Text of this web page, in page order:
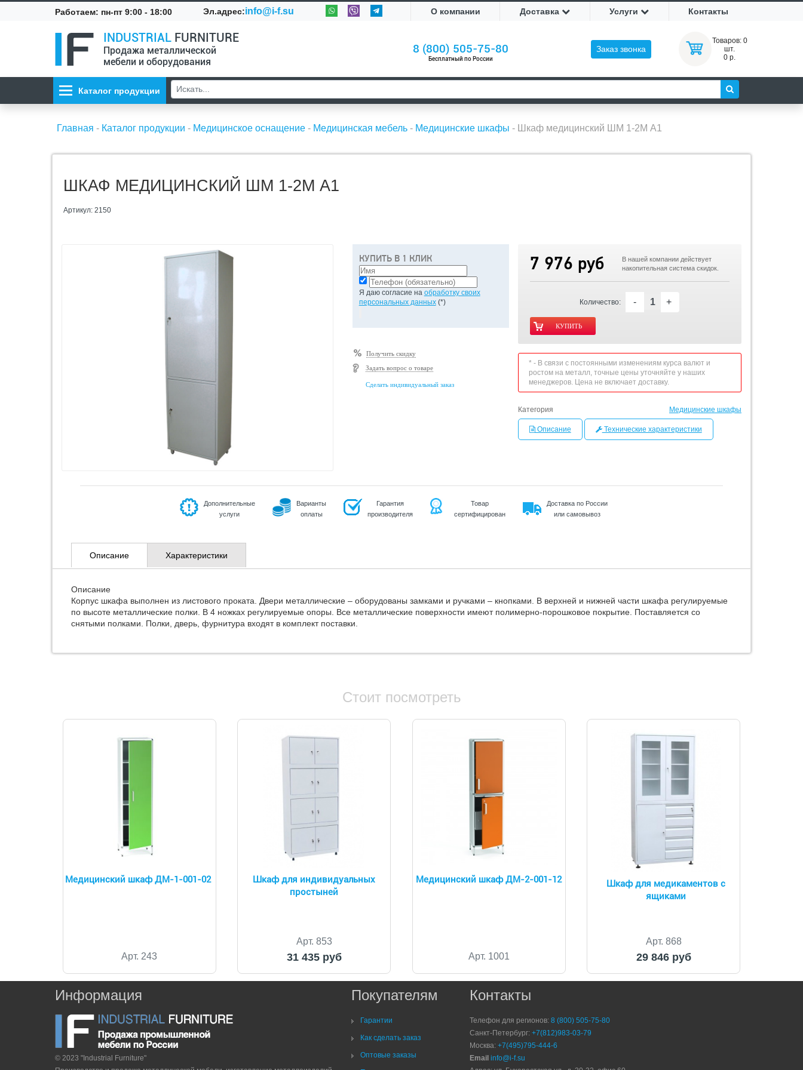
Работаем: пн-пт 9:00 - 18:00 Эл.адрес:info@i-f.su О компании Доставка Услуги Контакты
INDUSTRIAL FURNITURE
Продажа металлической
мебели и оборудования
8 (800) 505-75-80
Бесплатный по России
Заказ звонка
Товаров: 0
шт.
0 р.
Каталог продукции
Главная - Каталог продукции - Медицинское оснащение - Медицинская мебель - Медицинские шкафы - Шкаф медицинский ШМ 1-2М А1
ШКАФ МЕДИЦИНСКИЙ ШМ 1-2М А1
Артикул: 2150
КУПИТЬ В 1 КЛИК
Я даю согласие на обработку своих
персональных данных(*)
Получить скидку
Задать вопрос о товаре
Сделать индивидуальный заказ
7 976 руб
В нашей компании действует
накопительная система скидок.
Количество: - +
* - В связи с постоянными изменениям курса валют и
ростом на металл, точные цены уточняйте у наших
менеджеров. Цена не включает доставку.
Категория Медицинские шкафы
Описание Технические характеристики
Дополнительные
услуги
Варианты
оплаты
Гарантия
производителя
Товар
сертифицирован
Доставка по России
или самовывоз
Описание Характеристики
Описание
Корпус шкафа выполнен из листового проката. Двери металлические – оборудованы замками и ручками – кнопками. В верхней и нижней части шкафа регулируемые
по высоте металлические полки. В 4 ножках регулируемые опоры. Все металлические поверхности имеют полимерно-порошковое покрытие. Поставляется со
снятыми полками. Полки, дверь, фурнитура входят в комплект поставки.
Стоит посмотреть
Медицинский шкаф ДМ-1-001-02
Арт. 243
Шкаф для индивидуальных
простыней
Арт. 853
31 435 руб
Медицинский шкаф ДМ-2-001-12
Арт. 1001
Шкаф для медикаментов с
ящиками
Арт. 868
29 846 руб
Информация
© 2023 "Industrial Furniture"
Покупателям
Гарантии
Как сделать заказ
Оптовые заказы
Контакты
Телефон для регионов:8 (800) 505-75-80
Санкт-Петербург:+7(812)983-03-79
Москва:+7(495)795-444-6
Email info@i-f.su